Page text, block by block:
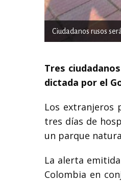
Ciudadanos rusos
Tres
dictada por el
Los extranjeros
tres días de
un parque
La alerta
Colombia en